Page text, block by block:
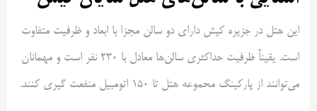
این هتل در جزیره کیش دارای دو سالن مجزا با ابعاد و ظرفیت متفاوت
است. یقیناً ظرفیت حداکثری سالن‌ها معادل با 230 نفر است و مهمانان
می‌توانند از پارکینگ محموعه هتل تا 150 اتومبیل منفعت گیری کنند.